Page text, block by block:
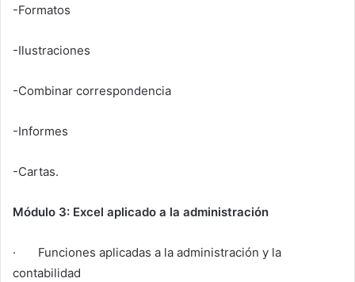
-Formatos
-Ilustraciones
-Combinar correspondencia
-Informes
-Cartas.
Módulo 3: Excel aplicado a la administración
· Funciones aplicadas a la administración y la
contabilidad